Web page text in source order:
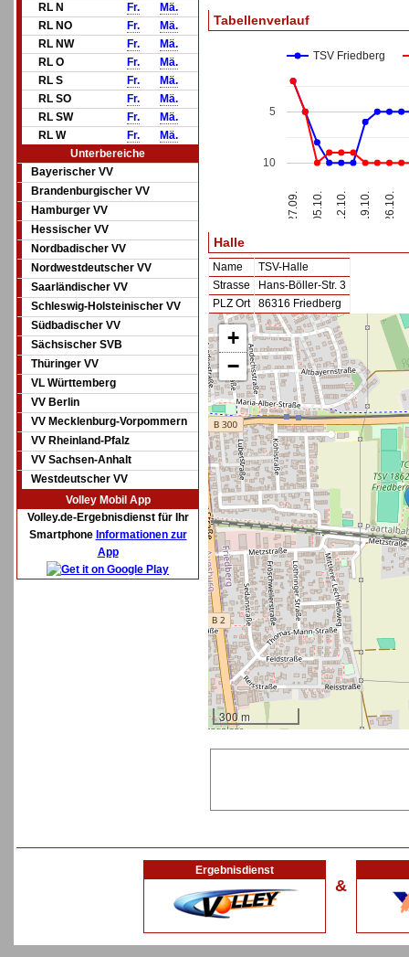
RL N
Fr.
Mä.
RL NO
Fr.
Mä.
RL NW
Fr.
Mä.
RL O
Fr.
Mä.
RL S
Fr.
Mä.
RL SO
Fr.
Mä.
RL SW
Fr.
Mä.
RL W
Fr.
Mä.
Unterbereiche
Bayerischer VV
Brandenburgischer VV
Hamburger VV
Hessischer VV
Nordbadischer VV
Nordwestdeutscher VV
Saarländischer VV
Schleswig-Holsteinischer VV
Südbadischer VV
Sächsischer SVB
Thüringer VV
VL Württemberg
VV Berlin
VV Mecklenburg-Vorpommern
VV Rheinland-Pfalz
VV Sachsen-Anhalt
Westdeutscher VV
Volley Mobil App
Volley.de-Ergebnisdienst für Ihr
Smartphone Informationen zur
App
Tabellenverlauf
TSV Friedberg
27.09. 05.10. 12.10. 19.10. 26.10.
5
10
Halle
Name
TSV-Halle
Strasse
Hans-Böller-Str. 3
PLZ Ort
86316 Friedberg
+
−
300 m
Ergebnisdienst
&